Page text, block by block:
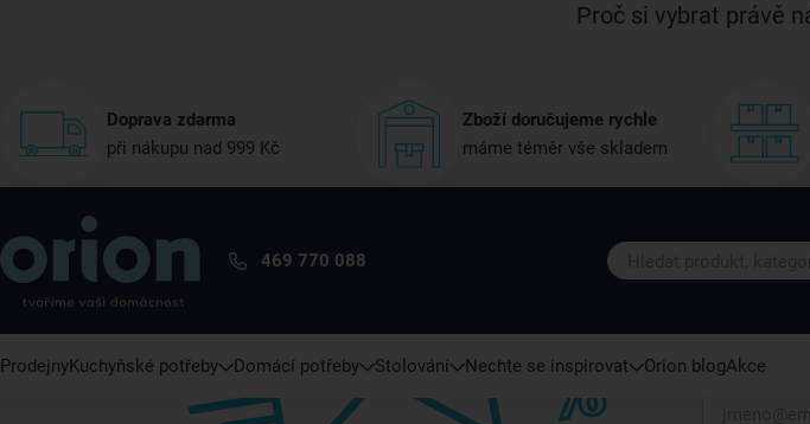
Proč si vybrat právě
Doprava zdarma
při nákupu nad 999 Kč
Zboží doručujeme rychle
máme téměr vše skladem
469 770 088
ProdejnyKuchyňské potřeby Domácí potřeby Stolování Nechte se inspirovat Orion blogAkce
Přihlaste se
Váš e-mail